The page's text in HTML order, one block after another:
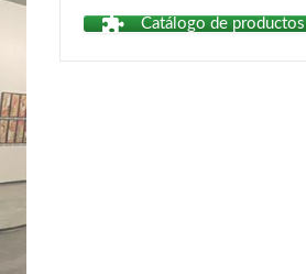
Catálogo de productos